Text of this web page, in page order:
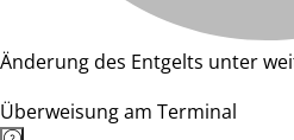
Änderung des Entgelts unter
Überweisung am Terminal